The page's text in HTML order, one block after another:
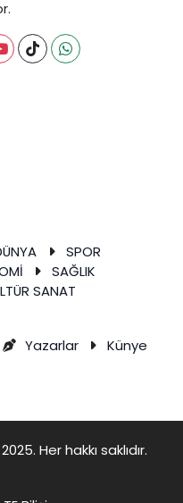
SPOR
SAĞLIK
SANAT
Yazarlar
Künye
Her hakkı saklıdır.